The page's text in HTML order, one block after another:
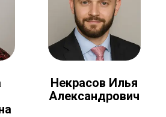
Некрасов Илья
Александрович